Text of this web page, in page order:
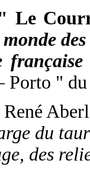
Le
Porto "
René
du
des